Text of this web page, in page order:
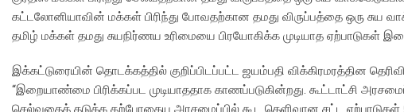
கட்டலோனியாவின் மக்கள் பிரிந்து போவதற்கான தமது விருப்பத்தை ஒரு சுய
தமிழ் மக்கள் தமது சுயநிர்ணய உரிமையை பிரயோகிக்க முடியாத ஏற்பாடுகள்
இக்கட்டுரையின் தொடக்கத்தில் குறிப்பிடப்பட்ட ஜயம்பதி விக்கிரமரத்தின
“இறையாண்மை பிரிக்கப்பட முடியாததாக காணப்படுகின்றது. கூட்டாட்சி
செல்வதைத் தடுக்க தற்போதைய அரசமைப்பில் கூட தெளிவான சட்ட ஏற்பாடுகள்